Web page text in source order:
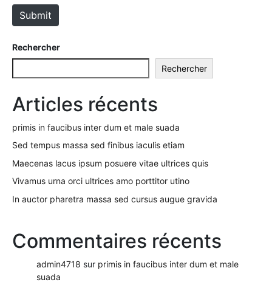
e
Submit
Rechercher
Rechercher
Articles récents
primis in faucibus inter dum et male suada
Sed tempus massa sed finibus iaculis etiam
Maecenas lacus ipsum posuere vitae ultrices quis
Vivamus urna orci ultrices amo porttitor utino
In auctor pharetra massa sed cursus augue gravida
Commentaires récents
admin4718 sur primis in faucibus inter dum et male
suada